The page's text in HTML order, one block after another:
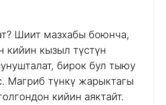
Шиит мазхабы боюнча,
кийин кызыл түстүн
бирок бул тыюу
Магриб түнкү жарыктагы
кийин аяктайт.